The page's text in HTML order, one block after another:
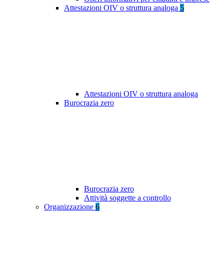
Attestazioni OIV o struttura analoga 5
Attestazioni OIV o struttura analoga
Burocrazia zero
Burocrazia zero
Attività soggette a controllo
Organizzazione 6